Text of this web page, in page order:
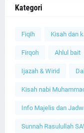
Kategori
Fiqih Kisah dan
Firqoh Ahlul bait
Ijazah & Wirid
Kisah nabi
Info Majelis dan
Sunnah Rasulullah